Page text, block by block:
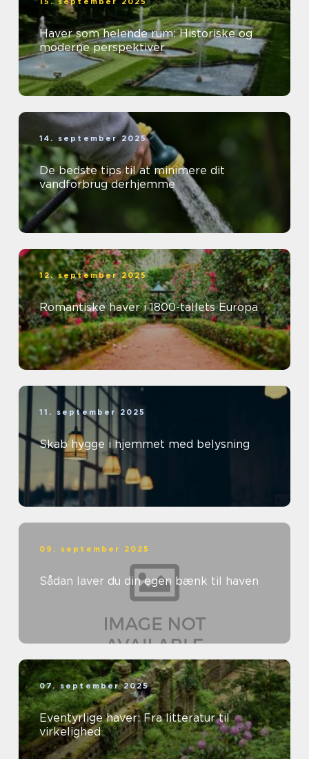
Haver som helende rum: Historiske og
moderne perspektiver
14. september 2025
De bedste tips til at minimere dit
vandforbrug derhjemme
12. september 2025
Romantiske haver i 1800-tallets Europa
11. september 2025
Skab hygge i hjemmet med belysning
09. september 2025
Sådan laver du din egen bænk til haven
07. september 2025
Eventyrlige haver: Fra litteratur til
virkelighed